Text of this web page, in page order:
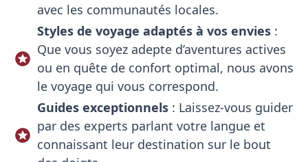
avec les communautés locales.
Styles de voyage adaptés à vos envies:
Que vous soyez adepte d’aventures actives
ou en quête de confort optimal, nous avons
le voyage qui vous correspond.
Guides exceptionnels: Laissez-vous guider
par des experts parlant votre langue et
connaissant leur destination sur le bout